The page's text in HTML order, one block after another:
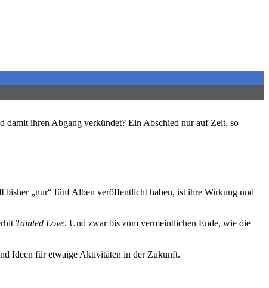
damit ihren Abgang verkündet? Ein Abschied nur auf Zeit, so
bisher „nur“ fünf Alben veröffentlicht haben, ist ihre Wirkung und
Tainted Love. Und zwar bis zum vermeintlichen Ende, wie die
Ideen für etwaige Aktivitäten in der Zukunft.